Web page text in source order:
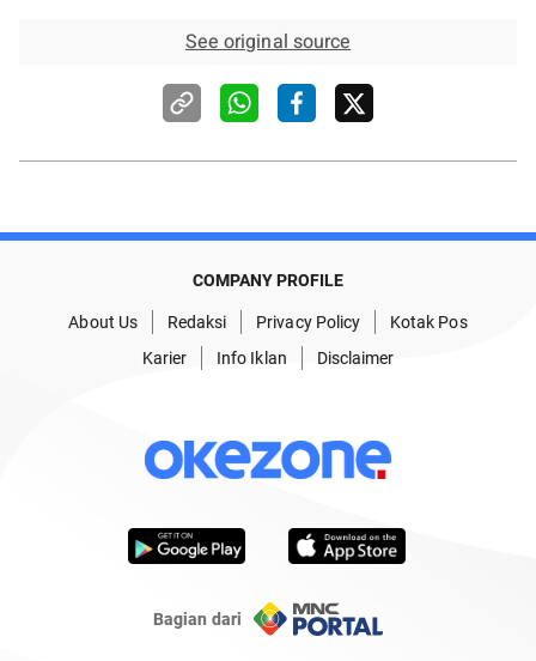
See original source
COMPANY PROFILE
About Us Redaksi Privacy Policy
Kotak Pos
Karier
Info Iklan Disclaimer
Bagian dari